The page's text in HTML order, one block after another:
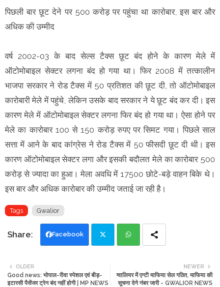
पिछली बार छूट देने पर 500 करोड़ पर पहुंचा था काराेबार, इस बार और
अधिक की उम्मीद
वर्ष 2002-03 के बाद सेल्स टैक्स छूट बंद होने के कारण मेले में
ऑटोमोबाइल सेक्टर लगना बंद हो गया था। फिर 2008 में तत्कालीन
भाजपा सरकार ने रोड टैक्स में 50 प्रतिशत की छूट दी, तो ऑटोमोबाइल
कारोबारी मेले में पहुंचे, लेकिन उसके बाद सरकार ने ये छूट बंद कर दी। इस
कारण मेले में ऑटोमोबाइल सेक्टर लगना फिर बंद हो गया था। ऐसा होने पर
मेले का कारोबार 100 से 150 करोड़ रुपए पर सिमट गया। पिछले साल
सत्ता में आने के बाद कांग्रेस ने रोड टैक्स में 50 फीसदी छूट दी थी। इस
कारण ऑटोमोबाइल सेक्टर लगा और इसकी बदौलत मेले का कारोबार 500
करोड़ से ज्यादा का हुआ। मेला अवधि में 17500 छाेटे-बड़े वाहन बिके थे।
इस बार और अधिक कारोबार की उम्मीद जताई जा रही है।
Tags Gwalior
Facebook
tte ats
NEWER
ग्वालियर में एन्टी माफिया सेल गठित, माफिया की
सूचना देने नंबर जारी - GWALIOR NEWS
OLDER
Good news: भोपाल-रीवा स्पेशल एवं बीड़-
इटारसी पैसेंजर ट्रेन बंद नहीं होगी | MP NEWS